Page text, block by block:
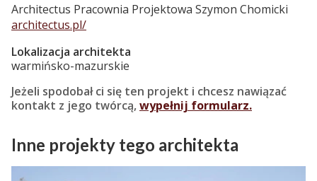
Architectus Pracownia Projektowa Szymon Chomicki
architectus.pl/
Lokalizacja architekta
warmińsko-mazurskie
Jeżeli spodobał ci się ten projekt i chcesz nawiązać
kontakt z jego twórcą,wypełnij formularz.
Inne projekty tego architekta